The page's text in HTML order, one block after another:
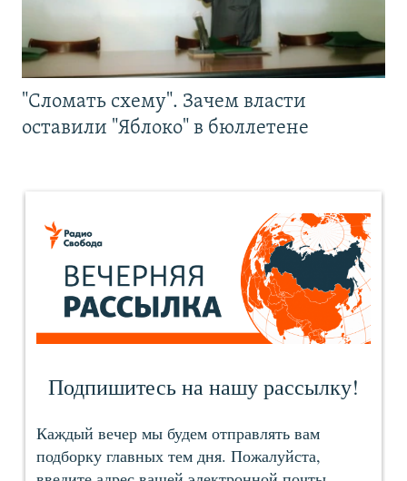
"Сломать схему". Зачем власти
оставили "Яблоко" в бюллетене